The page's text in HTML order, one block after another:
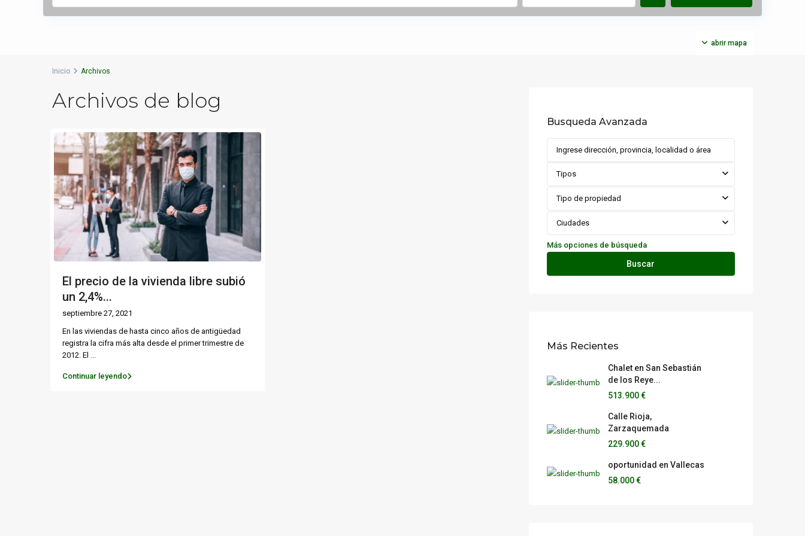
abrir mapa
Inicio Archivos
Archivos de blog
El precio de la vivienda libre subió
un 2,4%...
septiembre 27, 2021
En las viviendas de hasta cinco años de antigüedad
registra la cifra más alta desde el primer trimestre de
2012. El ...
Continuar leyendo
Busqueda Avanzada
Tipos
Tipo de propiedad
Ciudades
Más opciones de búsqueda
Buscar
Más Recientes
Chalet en San Sebastián
de los Reye...
513.900 €
Calle Rioja,
Zarzaquemada
229.900 €
oportunidad en Vallecas
58.000 €